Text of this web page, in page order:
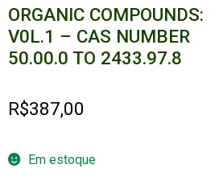
ORGANIC COMPOUNDS:
V0L.1 – CAS NUMBER
50.00.0 TO 2433.97.8
R$387,00
Em estoque